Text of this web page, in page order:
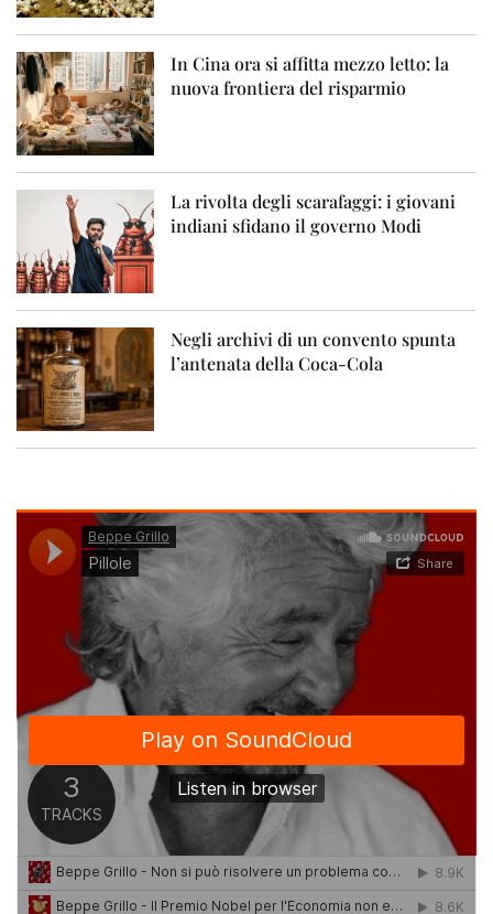
In Cina ora si affitta mezzo letto: la
nuova frontiera del risparmio
La rivolta degli scarafaggi: i giovani
indiani sfidano il governo Modi
Negli archivi di un convento spunta
l’antenata della Coca-Cola